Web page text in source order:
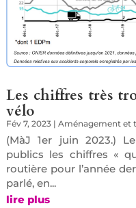
Les chiffres très
vélo
Fév 7, 2023| Aménagement et
(MàJ 1er juin 2023.)
publics les chiffres «
routière pour l’année
parlé, en...
lire plus